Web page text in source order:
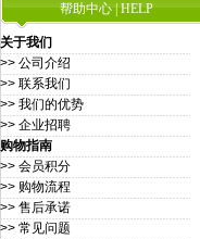
帮助中心 | HELP
关于我们
>> 公司介绍
>> 联系我们
>> 我们的优势
>> 企业招聘
购物指南
>> 会员积分
>> 购物流程
>> 售后承诺
>> 常见问题